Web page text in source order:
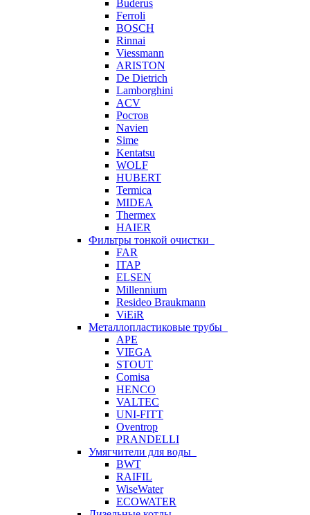
Buderus
Ferroli
BOSCH
Rinnai
Viessmann
ARISTON
De Dietrich
Lamborghini
ACV
Ростов
Navien
Sime
Kentatsu
WOLF
HUBERT
Termica
MIDEA
Thermex
HAIER
Фильтры тонкой очистки
FAR
ITAP
ELSEN
Millennium
Resideo Braukmann
ViEiR
Металлопластиковые трубы
APE
VIEGA
STOUT
Comisa
HENCO
VALTEC
UNI-FITT
Oventrop
PRANDELLI
Умягчители для воды
BWT
RAIFIL
WiseWater
ECOWATER